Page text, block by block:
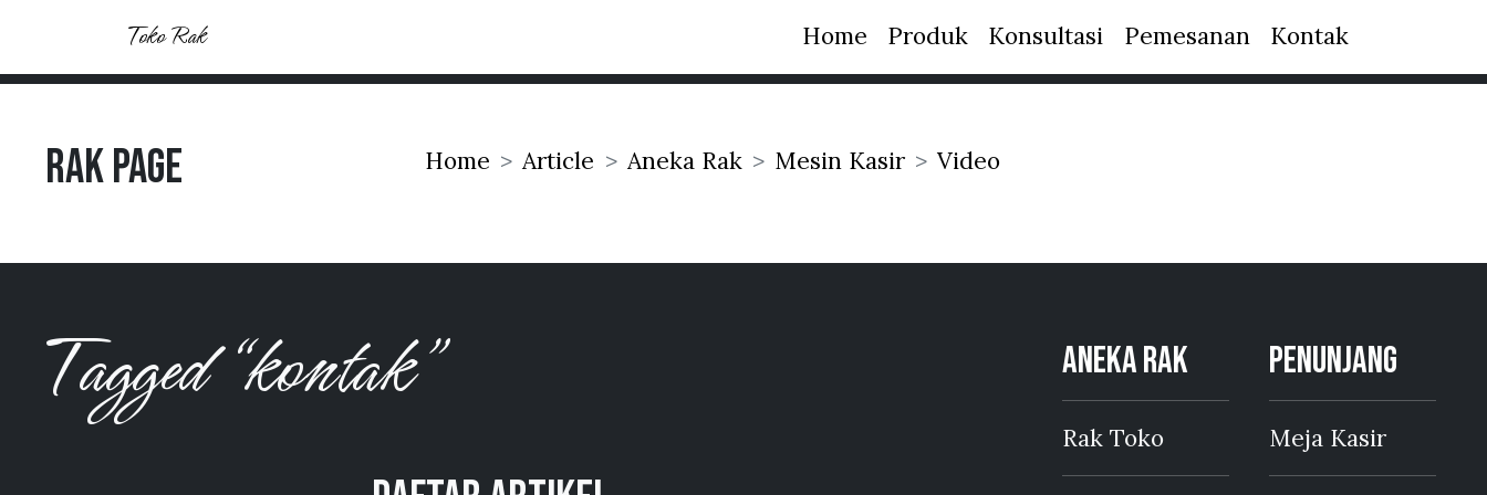
Toko Rak Home Produk Konsultasi Pemesanan Kontak
Rak Page Home Article Aneka Rak Mesin Kasir Video
Tagged “kontak” ANEKA RAK
Rak Toko
PENUNJANG
Meja Kasir